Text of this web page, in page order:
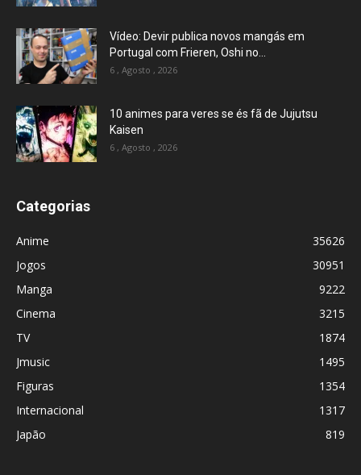
Vídeo: Devir publica novos mangás em
Portugal com Frieren, Oshi no...
6 , Agosto , 2026
10 animes para veres se és fã de Jujutsu
Kaisen
6 , Agosto , 2026
Categorias
Anime
35626
Jogos
30951
Manga
9222
Cinema
3215
TV
1874
Jmusic
1495
Figuras
1354
Internacional
1317
Japão
819